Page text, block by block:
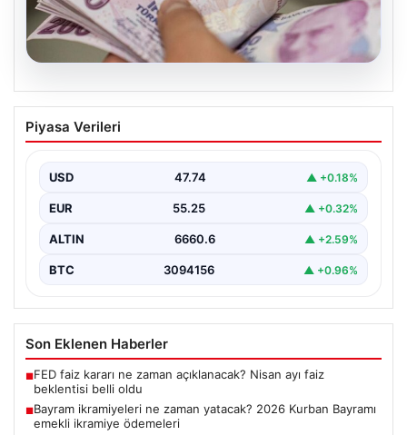
07.08.2026
Bayram ikramiyeleri ne zaman yatacak?
2026 Kurban Bayramı emekli ikramiye
Piyasa Verileri
USD 47.74 ▲ +0.18%
EUR 55.25 ▲ +0.32%
ALTIN 6660.6 ▲ +2.59%
BTC 3094156 ▲ +0.96%
Son Eklenen Haberler
■FED faiz kararı ne zaman açıklanacak? Nisan ayı faiz
beklentisi belli oldu
■Bayram ikramiyeleri ne zaman yatacak? 2026 Kurban Bayramı
emekli ikramiye ödemeleri